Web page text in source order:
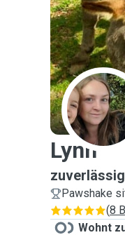
L
Lynn
Pawshake
(8
Wohnt